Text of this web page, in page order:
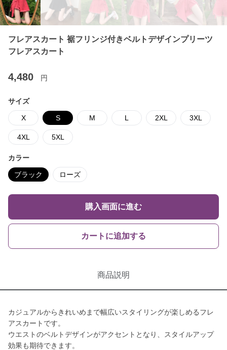
フレアスカート 裾フリンジ付きベルトデザインプリーツ
フレアスカート
4,480 円
サイズ
X S M L 2XL 3XL
4XL 5XL
カラー
ブラック ローズ
購入画面に進む
カートに追加する
商品説明
カジュアルからきれいめまで幅広いスタイリングが楽しめるフレ
アスカートです。
ウエストのベルトデザインがアクセントとなり、スタイルアップ
効果も期待できます。